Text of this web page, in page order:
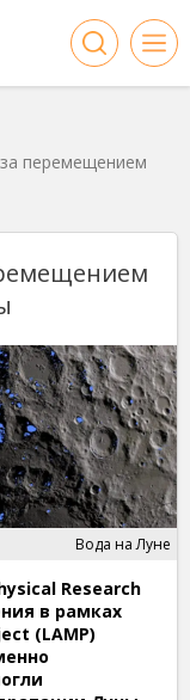
перемещением
Вода на Луне
Research
в рамках
(LAMP)